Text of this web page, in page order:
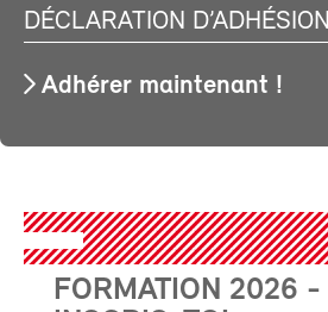
DÉCLARATION D’ADHÉSION
Adhérer maintenant !
FORMATION 2026 -